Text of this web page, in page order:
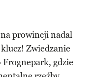
prowincji nadal
Zwiedzanie
Frognepark, gdzie